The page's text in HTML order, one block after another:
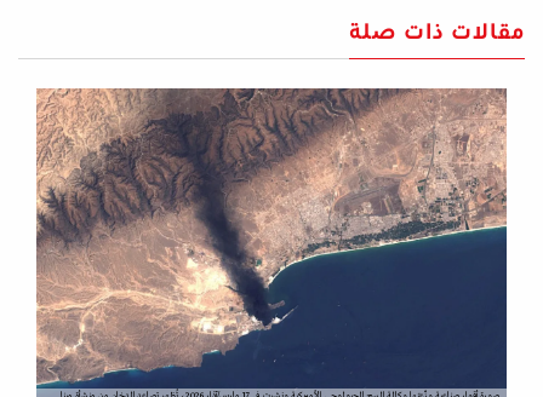
مقالات ذات صلة